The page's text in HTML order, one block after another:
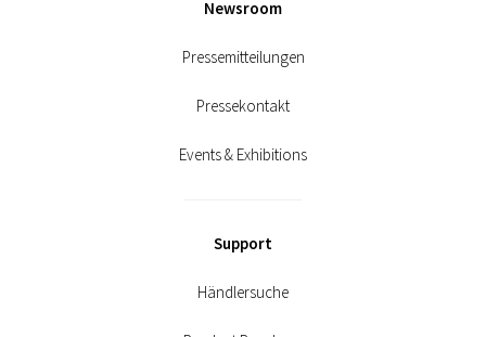
Newsroom
Pressemitteilungen
Pressekontakt
Events & Exhibitions
Support
Händlersuche